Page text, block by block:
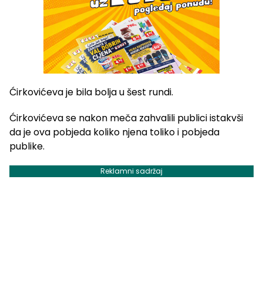
Ćirkovićeva je bila bolja u šest rundi.
Ćirkovićeva se nakon meča zahvalili publici istakvši
da je ova pobjeda koliko njena toliko i pobjeda
publike.
Reklamni sadržaj